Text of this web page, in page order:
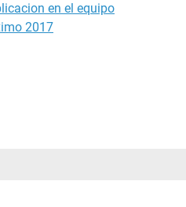
en el equipo
2017